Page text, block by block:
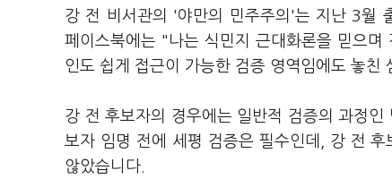
강 전 비서관의 '야만의 민주주의'는 지난 3월
페이스북에는 "나는 식민지 근대화론을 믿으
인도 쉽게 접근이 가능한 검증 영역임에도 놓친
강 전 후보자의 경우에는 일반적 검증의 과정
보자 임명 전에 세평 검증은 필수인데, 강 전 후
않았습니다.